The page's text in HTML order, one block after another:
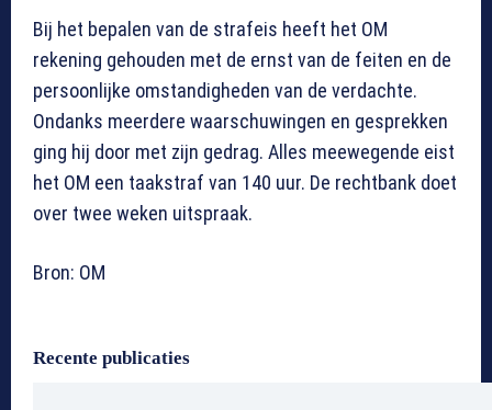
Bij het bepalen van de strafeis heeft het OM
rekening gehouden met de ernst van de feiten en de
persoonlijke omstandigheden van de verdachte.
Ondanks meerdere waarschuwingen en gesprekken
ging hij door met zijn gedrag. Alles meewegende eist
het OM een taakstraf van 140 uur. De rechtbank doet
over twee weken uitspraak.
Bron: OM
Recente publicaties